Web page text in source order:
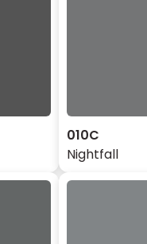
010C
Nightfall